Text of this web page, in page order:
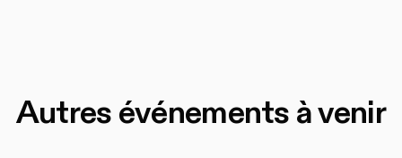
Autres événements à venir